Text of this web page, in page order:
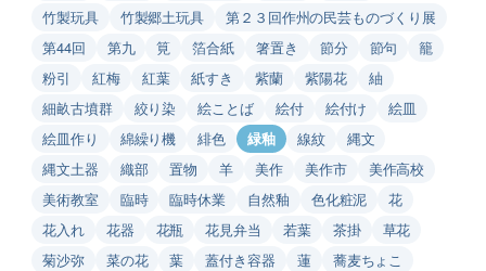
竹製玩具
竹製郷土玩具
第２３回作州の民芸ものづくり展
第44回
第九 筧 箔合紙 箸置き 節分 節句
籠
粉引
紅梅 紅葉 紙すき 紫蘭 紫陽花
紬
細畝古墳群
絞り染 絵ことば 絵付 絵付け
絵皿
絵皿作り
綿繰り機 緋色 緑釉 線紋
縄文
縄文土器
織部 置物 羊 美作 美作市
美作高校
美術教室
臨時 臨時休業 自然釉 色化粧泥
花
花入れ
花器 花瓶 花見弁当 若葉 茶掛
草花
菊沙弥
菜の花 葉 蓋付き容器 蓮
蕎麦ちょこ